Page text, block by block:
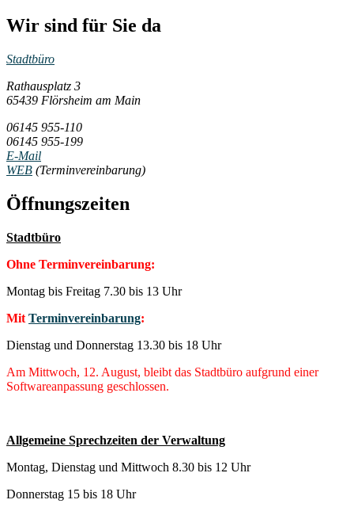
Wir sind für Sie da
Stadtbüro
Rathausplatz 3
65439 Flörsheim am Main
06145 955-110
06145 955-199
E-Mail
WEB (Terminvereinbarung)
Öffnungszeiten
Stadtbüro
Ohne Terminvereinbarung:
Montag bis Freitag 7.30 bis 13 Uhr
Mit Terminvereinbarung:
Dienstag und Donnerstag 13.30 bis 18 Uhr
Am Mittwoch, 12. August, bleibt das Stadtbüro aufgrund einer
Softwareanpassung geschlossen.
Allgemeine Sprechzeiten der Verwaltung
Montag, Dienstag und Mittwoch 8.30 bis 12 Uhr
Donnerstag 15 bis 18 Uhr